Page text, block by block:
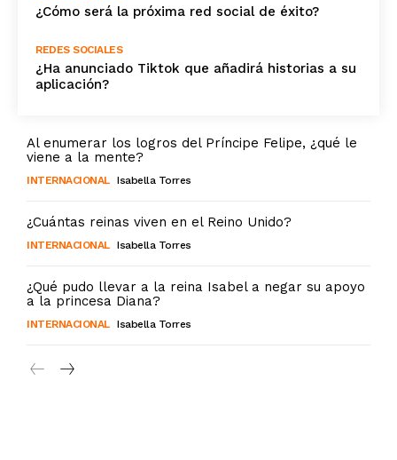
¿Cómo será la próxima red social de éxito?
REDES SOCIALES
¿Ha anunciado Tiktok que añadirá historias a su
aplicación?
Al enumerar los logros del Príncipe Felipe, ¿qué le
viene a la mente?
INTERNACIONAL Isabella Torres
¿Cuántas reinas viven en el Reino Unido?
INTERNACIONAL Isabella Torres
¿Qué pudo llevar a la reina Isabel a negar su apoyo
a la princesa Diana?
INTERNACIONAL Isabella Torres